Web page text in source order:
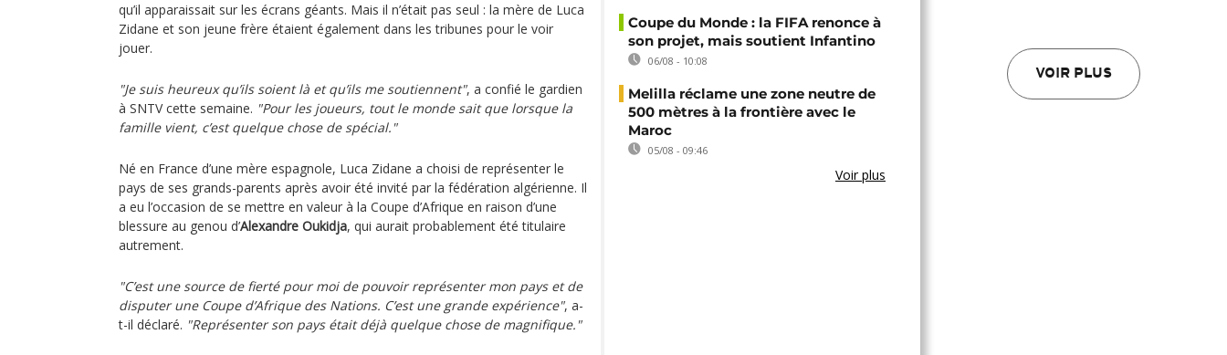
VOIR PLUS
qu’il apparaissait sur les écrans géants. Mais il n’était pas seul : la mère de Luca
Zidane et son jeune frère étaient également dans les tribunes pour le voir
jouer.
"Je suis heureux qu’ils soient là et qu’ils me soutiennent", a confié le gardien
à SNTV cette semaine. "Pour les joueurs, tout le monde sait que lorsque la
famille vient, c’est quelque chose de spécial."
Né en France d’une mère espagnole, Luca Zidane a choisi de représenter le
pays de ses grands-parents après avoir été invité par la fédération algérienne. Il
a eu l’occasion de se mettre en valeur à la Coupe d’Afrique en raison d’une
blessure au genou d’Alexandre Oukidja, qui aurait probablement été titulaire
autrement.
"C’est une source de fierté pour moi de pouvoir représenter mon pays et de
disputer une Coupe d’Afrique des Nations. C’est une grande expérience", a-
t-il déclaré. "Représenter son pays était déjà quelque chose de magnifique."
Coupe du Monde : la FIFA renonce à
son projet, mais soutient Infantino
06/08 - 10:08
Melilla réclame une zone neutre de
500 mètres à la frontière avec le
Maroc
05/08 - 09:46
Voir plus